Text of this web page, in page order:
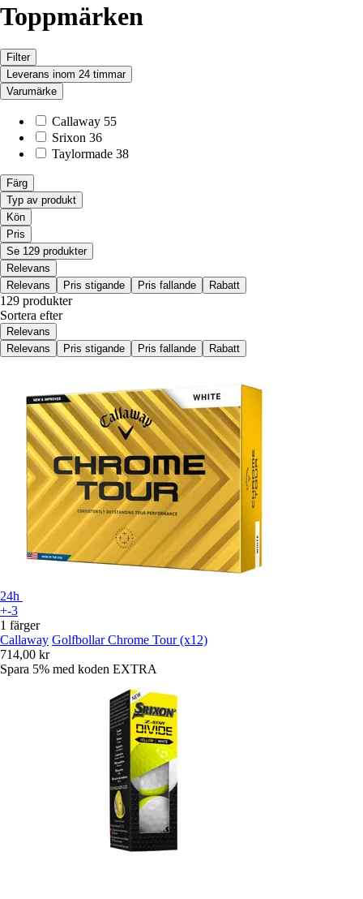
Toppmärken
Filter
Leverans inom 24 timmar
Varumärke
Callaway 55
Srixon 36
Taylormade 38
Färg
Typ av produkt
Kön
Pris
Se 129 produkter
Relevans
Relevans
Pris stigande Pris fallande Rabatt
129 produkter
Sortera efter
Relevans
Relevans
Pris stigande Pris fallande Rabatt
24h
+-3
1 färger
Callaway Golfbollar Chrome Tour (x12)
714,00 kr
Spara 5% med koden EXTRA